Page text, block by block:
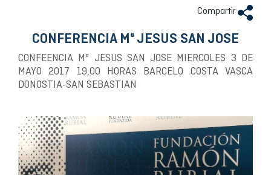
Compartir
CONFERENCIA Mª JESUS SAN JOSE
CONFEENCIA Mª JESUS SAN JOSE MIERCOLES 3 DE
MAYO 2017 19,00 HORAS BARCELO COSTA VASCA
DONOSTIA-SAN SEBASTIAN